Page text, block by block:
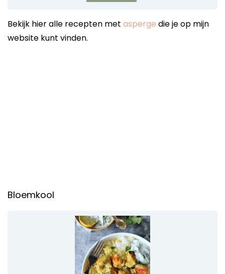
Bekijk hier alle recepten met asperge die je op mijn
website kunt vinden.
Bloemkool